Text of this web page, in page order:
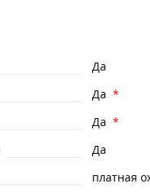
Да
Да *
Да *
Да
платная